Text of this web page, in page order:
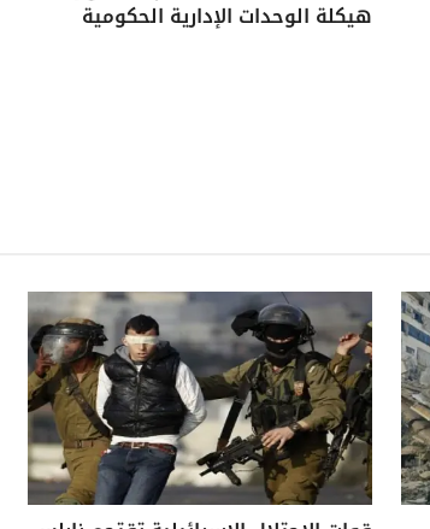
هيكلة الوحدات الإدارية الحكومية